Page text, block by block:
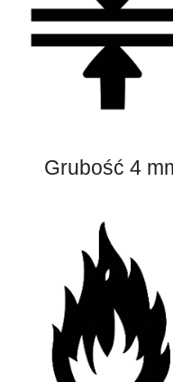
Grubość 4